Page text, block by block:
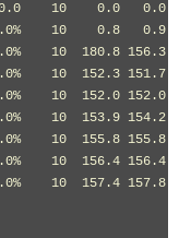
10    0.0   0.0
10    0.8   0.9
10  180.8 156.3
10  152.3 151.7
10  152.0 152.0
10  153.9 154.2
10  155.8 155.8
10  156.4 156.4
10  157.4 157.8